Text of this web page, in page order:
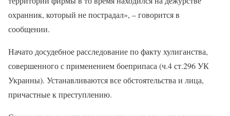
охранник, который не пострадал», – говорится в
сообщении.
Начато досудебное расследование по факту хулиганства,
совершенного с применением боеприпаса (ч.4 ст.296 УК
Украины). Устанавливаются все обстоятельства и лица,
причастные к преступлению.